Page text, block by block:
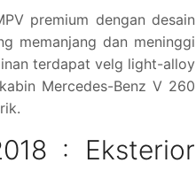
premium dengan desain
memanjang dan meninggi
terdapat velg light-alloy
Mercedes-Benz V 260
: Eksterior